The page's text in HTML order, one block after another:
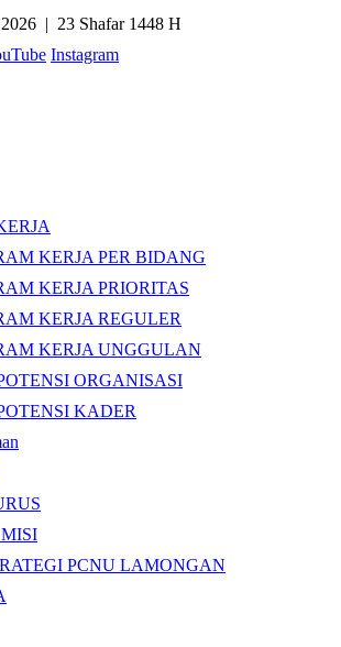
2026 | 23 Shafar 1448 H
Instagram
KERJA PER BIDANG
KERJA PRIORITAS
KERJA REGULER
KERJA UNGGULAN
ORGANISASI
KADER
PCNU LAMONGAN